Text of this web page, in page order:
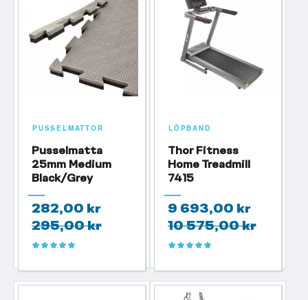
PUSSELMATTOR
Pusselmatta
25mm Medium
Black/Grey
282,00 kr
295,00 kr
Betyg:
LÖPBAND
Thor Fitness
Home Treadmill
7415
9 693,00 kr
10 575,00 kr
Betyg: